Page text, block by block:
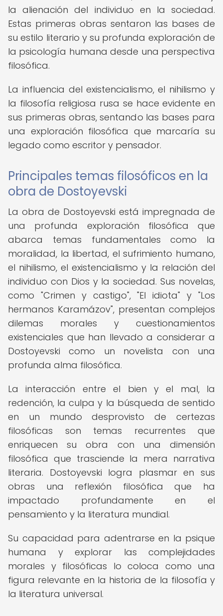
la alienación del individuo en la sociedad.
Estas primeras obras sentaron las bases de
su estilo literario y su profunda exploración de
la psicología humana desde una perspectiva
filosófica.
La influencia del existencialismo, el nihilismo y
la filosofía religiosa rusa se hace evidente en
sus primeras obras, sentando las bases para
una exploración filosófica que marcaría su
legado como escritor y pensador.
Principales temas filosóficos en la
obra de Dostoyevski
La obra de Dostoyevski está impregnada de
una profunda exploración filosófica que
abarca temas fundamentales como la
moralidad, la libertad, el sufrimiento humano,
el nihilismo, el existencialismo y la relación del
individuo con Dios y la sociedad. Sus novelas,
como "Crimen y castigo", "El idiota" y "Los
hermanos Karamázov", presentan complejos
dilemas morales y cuestionamientos
existenciales que han llevado a considerar a
Dostoyevski como un novelista con una
profunda alma filosófica.
La interacción entre el bien y el mal, la
redención, la culpa y la búsqueda de sentido
en un mundo desprovisto de certezas
filosóficas son temas recurrentes que
enriquecen su obra con una dimensión
filosófica que trasciende la mera narrativa
literaria. Dostoyevski logra plasmar en sus
obras una reflexión filosófica que ha
impactado profundamente en el
pensamiento y la literatura mundial.
Su capacidad para adentrarse en la psique
humana y explorar las complejidades
morales y filosóficas lo coloca como una
figura relevante en la historia de la filosofía y
la literatura universal.